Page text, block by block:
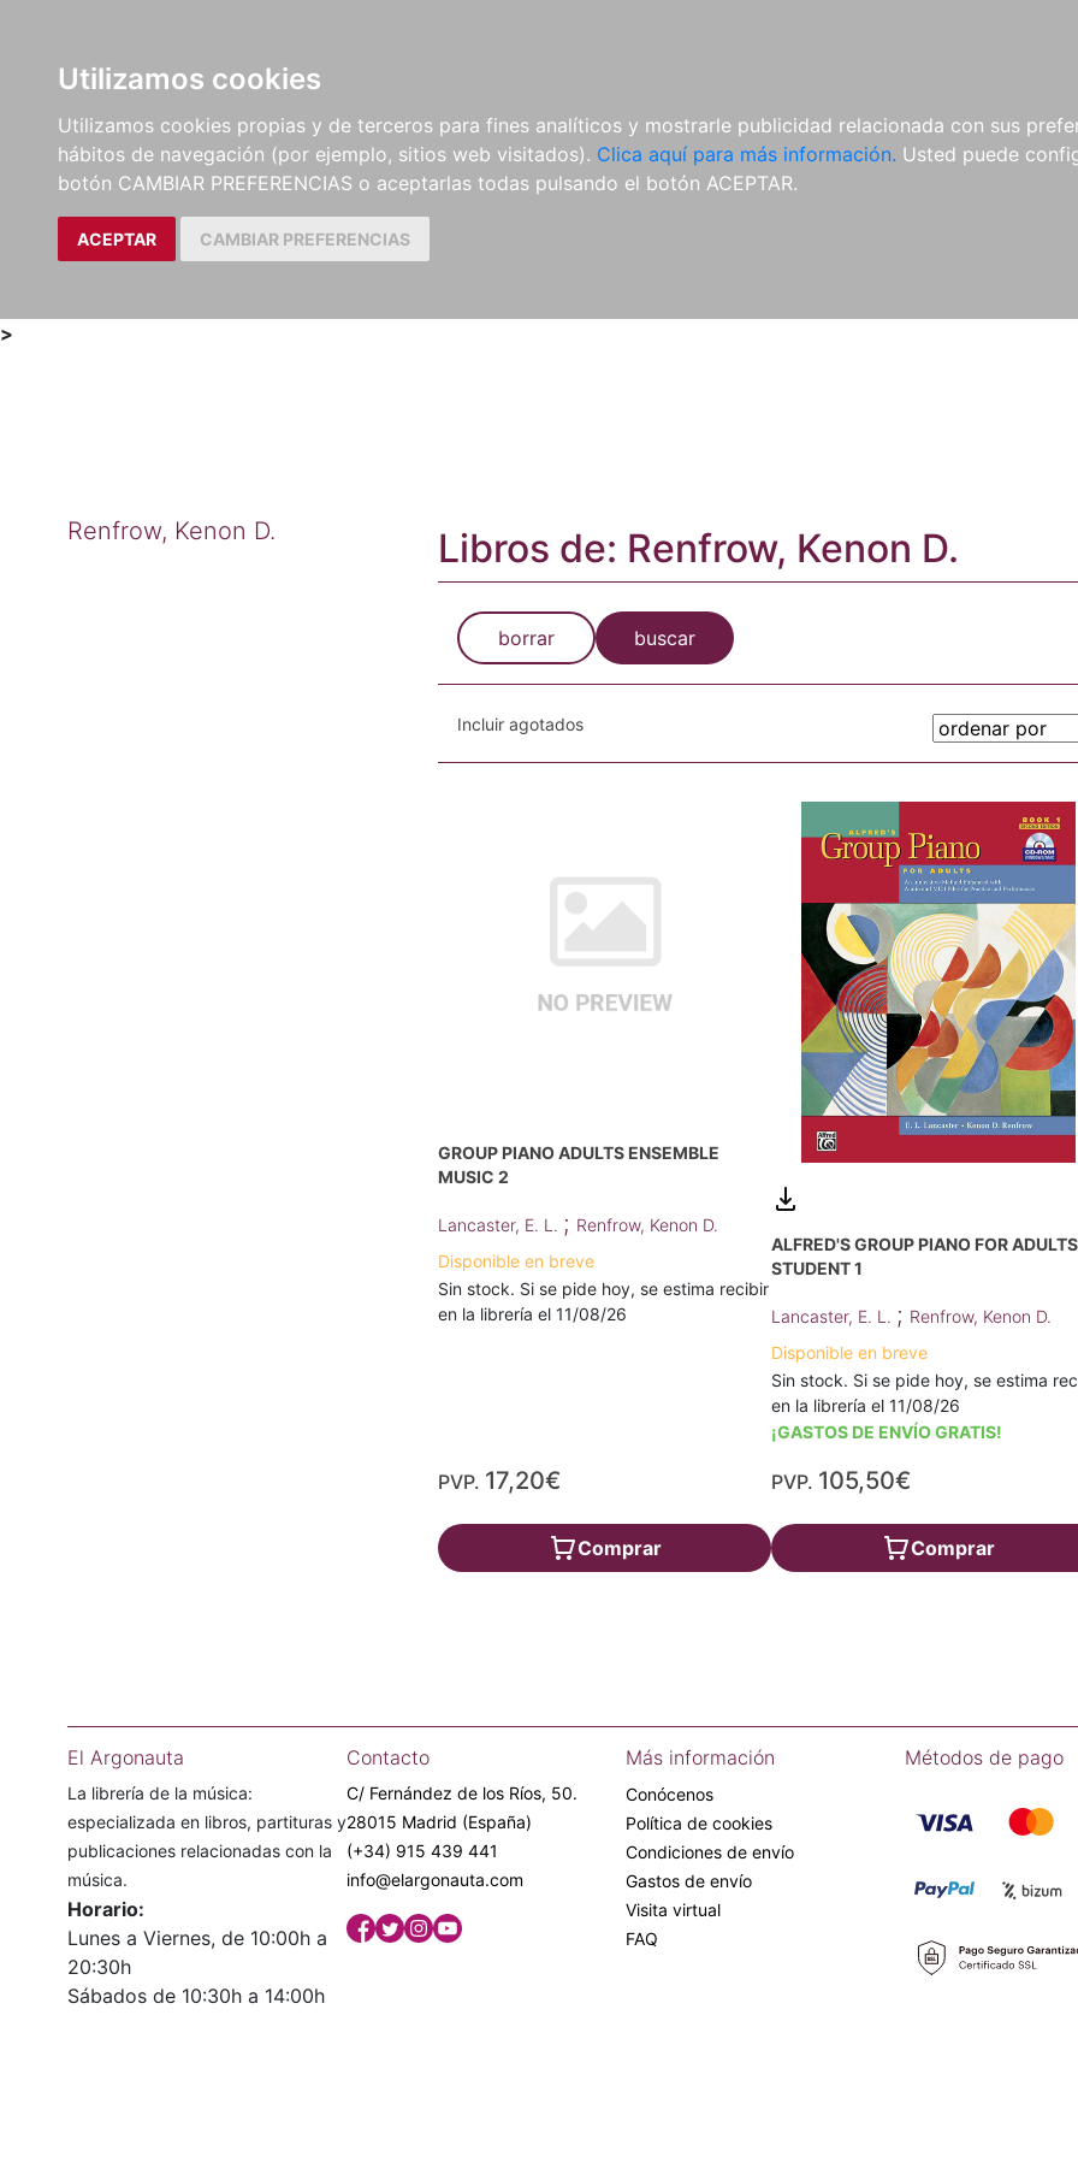
Utilizamos cookies
Utilizamos cookies propias y de terceros para fines analíticos y mostrarle publicidad relacionada con sus
hábitos de navegación (por ejemplo, sitios web visitados). Clica aquí para más información. Usted puede
botón CAMBIAR PREFERENCIAS o aceptarlas todas pulsando el botón ACEPTAR.
ACEPTAR CAMBIAR PREFERENCIAS
LIBROS
MÉTODOS Y
EJERCICIOS
PARTITURAS Y EDICIONES
CRÍTICAS
REVISTAS
CDS Y
DVDS
MATERIAL
COMPLEMENTARIO
>
Renfrow, Kenon D. Libros de: Renfrow, Kenon D.
borrar buscar
Incluir agotados
GROUP PIANO ADULTS ENSEMBLE
MUSIC 2
Lancaster, E. L. ; Renfrow, Kenon D.
Disponible en breve
Sin stock. Si se pide hoy, se estima recibir
en la librería el 11/08/26
PVP. 17,20€
Comprar
ALFRED'S GROUP PIANO FOR
STUDENT 1
Lancaster, E. L. ; Renfrow, Kenon D.
Disponible en breve
Sin stock. Si se pide hoy, se estima
en la librería el 11/08/26
¡GASTOS DE ENVÍO GRATIS!
PVP. 105,50€
Comprar
El Argonauta
La librería de la música:
especializada en libros, partituras y
publicaciones relacionadas con la
música.
Horario:
Lunes a Viernes, de 10:00h a
20:30h
Sábados de 10:30h a 14:00h
Contacto
C/ Fernández de los Ríos, 50.
28015 Madrid (España)
(+34) 915 439 441
info@elargonauta.com
Más información
Conócenos
Política de cookies
Condiciones de envío
Gastos de envío
Visita virtual
FAQ
Métodos de pago